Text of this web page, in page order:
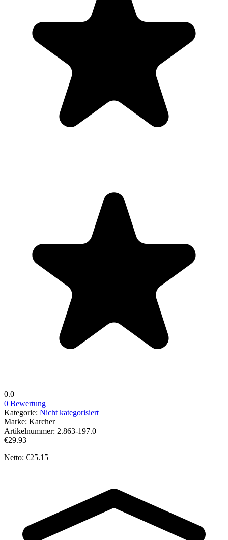
0.0
0 Bewertung
Kategorie: Nicht kategorisiert
Marke: Karcher
Artikelnummer: 2.863-197.0
€29.93
Netto: €25.15